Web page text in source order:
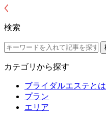
検索
カテゴリから探す
ブライダルエステとは
プラン
エリア